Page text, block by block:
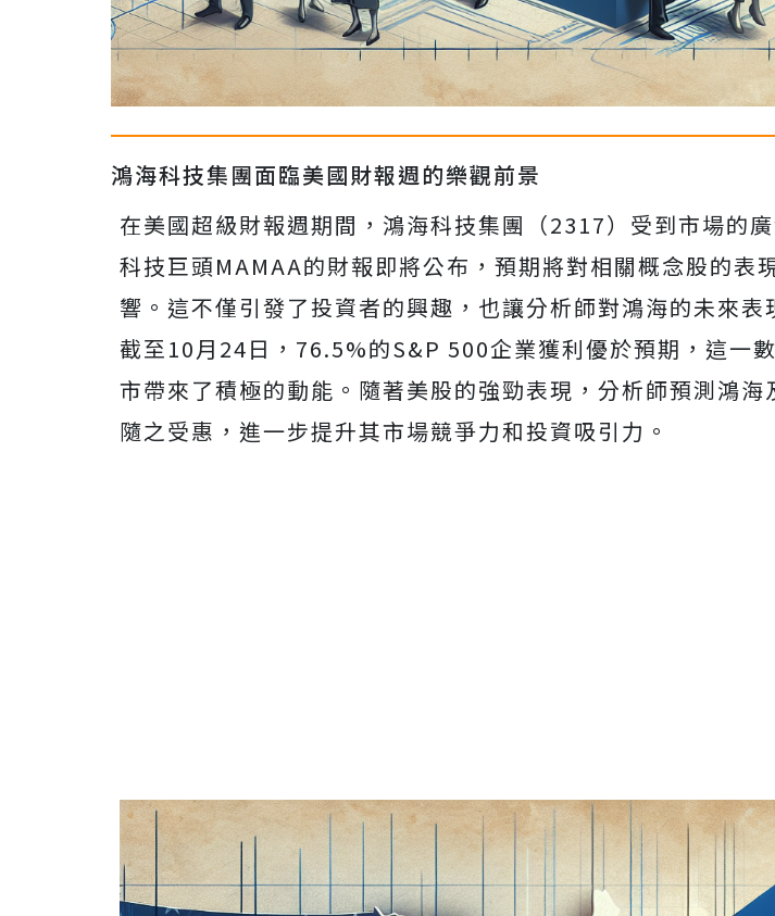
鴻海科技集團面臨美國財報週的樂觀前景
在美國超級財報週期間，鴻海科技集團（2317）受到市場的
科技巨頭MAMAA的財報即將公布，預期將對相關概念股的表
響。這不僅引發了投資者的興趣，也讓分析師對鴻海的未來表
截至10月24日，76.5%的S&P 500企業獲利優於預期，這一
市帶來了積極的動能。隨著美股的強勁表現，分析師預測鴻海
隨之受惠，進一步提升其市場競爭力和投資吸引力。